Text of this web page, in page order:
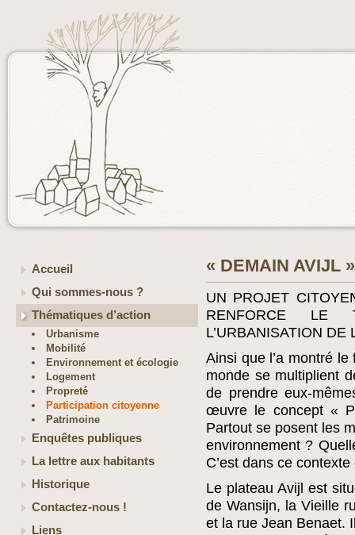
Accueil
Qui sommes-nous ?
Thématiques d’action
Urbanisme
Mobilité
Environnement et écologie
Logement
Propreté
Participation citoyenne
Patrimoine
Enquêtes publiques
La lettre aux habitants
Historique
Contactez-nous !
Liens
« DEMAIN AVIJL »
UN PROJET
RENFORCE LE
L’URBANISATION
Ainsi que l’a montré
monde se multiplient
de prendre eux-
œuvre le concept «
Partout se posent les
environnement ?
C’est dans ce
Le plateau Avijl est
de Wansijn, la Vieille
et la rue Jean Benaet.